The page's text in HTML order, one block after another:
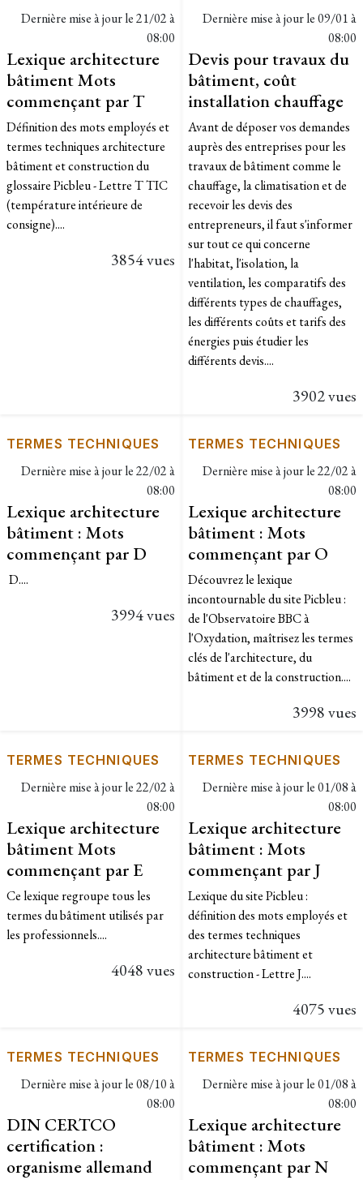
Dernière mise à jour le21/02 à
08:00
Lexique architecture
bâtiment Mots
commençant par T
Définition des mots employés et
termes techniques architecture
bâtiment et construction du
glossaire Picbleu - Lettre T TIC
(température intérieure de
consigne)....
3854 vues
Dernière mise à jour le09/01 à
08:00
Devis pour travaux du
bâtiment, coût
installation chauffage
Avant de déposer vos demandes
auprès des entreprises pour les
travaux de bâtiment comme le
chauffage, la climatisation et de
recevoir les devis des
entrepreneurs, il faut s'informer
sur tout ce qui concerne
l'habitat, l'isolation, la
ventilation, les comparatifs des
différents types de chauffages,
les différents coûts et tarifs des
énergies puis étudier les
différents devis....
3902 vues
TERMES TECHNIQUES
Dernière mise à jour le22/02 à
08:00
Lexique architecture
bâtiment : Mots
commençant par D
D....
3994 vues
TERMES TECHNIQUES
Dernière mise à jour le22/02 à
08:00
Lexique architecture
bâtiment : Mots
commençant par O
Découvrez le lexique
incontournable du site Picbleu :
de l'Observatoire BBC à
l'Oxydation, maîtrisez les termes
clés de l'architecture, du
bâtiment et de la construction....
3998 vues
TERMES TECHNIQUES
Dernière mise à jour le22/02 à
08:00
Lexique architecture
bâtiment Mots
commençant par E
Ce lexique regroupe tous les
termes du bâtiment utilisés par
les professionnels....
4048 vues
TERMES TECHNIQUES
Dernière mise à jour le01/08 à
08:00
Lexique architecture
bâtiment : Mots
commençant par J
Lexique du site Picbleu :
définition des mots employés et
des termes techniques
architecture bâtiment et
construction - Lettre J....
4075 vues
TERMES TECHNIQUES
Dernière mise à jour le08/10 à
08:00
DIN CERTCO
certification :
organisme allemand
TERMES TECHNIQUES
Dernière mise à jour le01/08 à
08:00
Lexique architecture
bâtiment : Mots
commençant par N